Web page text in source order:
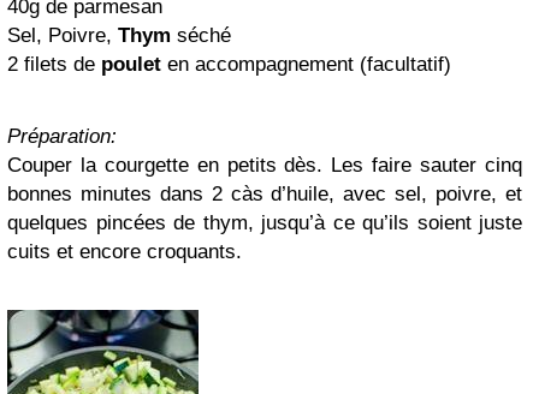
40g de parmesan
Sel, Poivre, Thym séché
2 filets de poulet en accompagnement (facultatif)
Préparation:
Couper la courgette en petits dès. Les faire sauter cinq
bonnes minutes dans 2 càs d’huile, avec sel, poivre, et
quelques pincées de thym, jusqu’à ce qu’ils soient juste
cuits et encore croquants.